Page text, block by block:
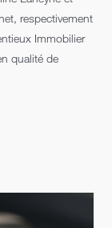
respectivement
Immobilier
qualité de